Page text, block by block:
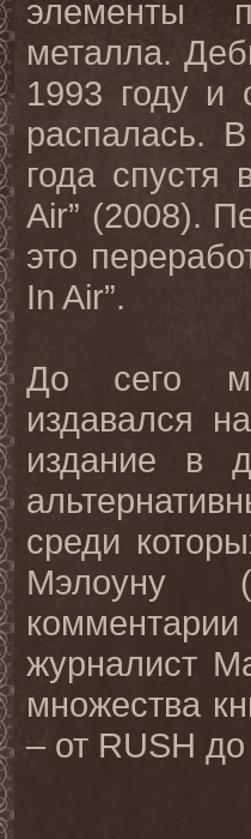
элементы
металла.
1993 году и
распалась. В
года спустя
Air” (2008).
это
In Air”.
До сего
издавался
на
издание
в
среди
Мэлоуну
журналист
множества
– от RUSH